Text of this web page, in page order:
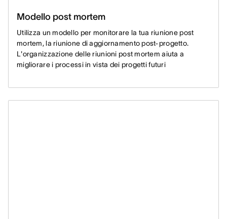
Modello post mortem
Utilizza un modello per monitorare la tua riunione post
mortem, la riunione di aggiornamento post-progetto.
L'organizzazione delle riunioni post mortem aiuta a
migliorare i processi in vista dei progetti futuri